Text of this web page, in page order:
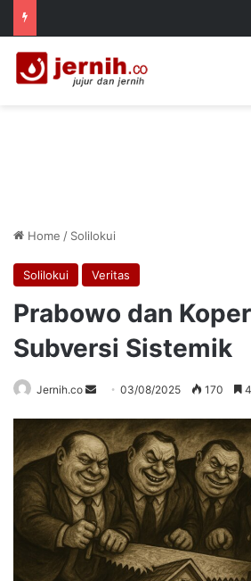
Home / Solilokui
Solilokui Veritas
Prabowo dan
Subversi Sistemik
Jernih.co
Send
email
03/08/2025 170